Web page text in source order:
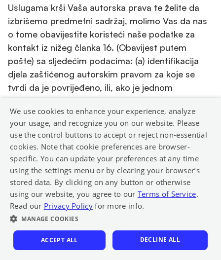
Uslugama krši Vaša autorska prava te želite da
izbrišemo predmetni sadržaj, molimo Vas da nas
o tome obavijestite koristeći naše podatke za
kontakt iz nižeg članka 16. (Obavijest putem
pošte) sa sljedećim podacima: (a) identifikacija
djela zaštićenog autorskim pravom za koje se
tvrdi da je povrijeđeno, ili, ako je jednom
autorskim pravom, reprezentativni popis takvih
djela; (b) identifikacija materijala za koji se tvrdi da
krši prava ili da je predmet aktivnosti kršenja
prava i koji treba biti uklonjen ili kojemu pristup
treba biti onemogućen, te informacije koje su
razumno dovoljne da nam omoguće lociranje
materijala na našim Uslugama; (c) informacije koje
su razumno dovoljne da nam omoguće da Vas
kontaktiramo, kao što su adresa, broj telefona i
adresa e-pošte putem koje Vas se može
kontaktirati; (d) izjavu da u dobroj vjeri smatrate
We use cookies to enhance your experience, analyze
your usage, and recognize you on our website. Please
use the control buttons to accept or reject non-essential
cookies. Note that cookie preferences are browser-
specific. You can update your preferences at any time
using the settings menu or by clearing your browser’s
stored data. By clicking on any button or otherwise
using our website, you agree to our Terms of Service.
Read our Privacy Policyfor more info.
MANAGE COOKIES
ACCEPT ALL DECLINE ALL